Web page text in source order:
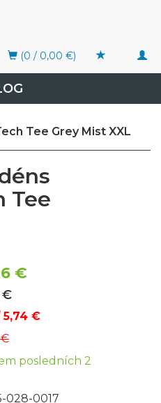
(0 / 0,00 €)
Tee Grey Mist XXL
Tee
€
€
5,74 €
posledních 2
028-0017